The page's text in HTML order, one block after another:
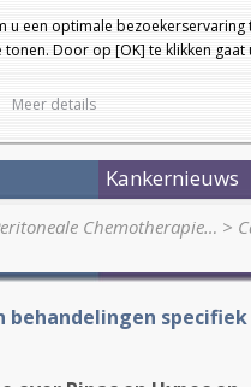
een optimale
Door op [OK] te klikken gaat
Meer details
Kankernieuws
Chemotherapie… >
specifiek